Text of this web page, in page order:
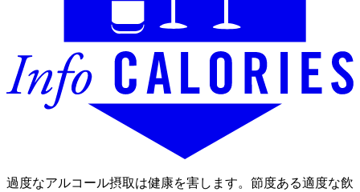
過度なアルコール摂取は健康を害します。節度ある適度な飲